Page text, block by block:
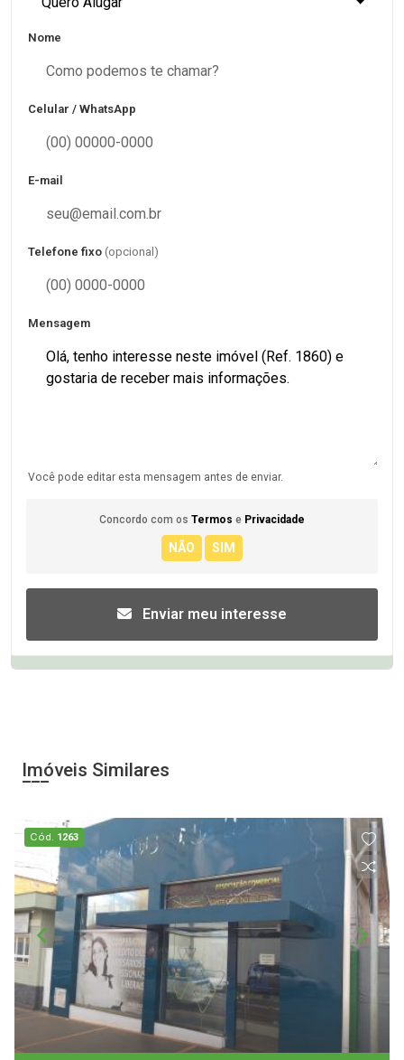
Nome
Celular / WhatsApp
E-mail
Telefone fixo (opcional)
Mensagem
Você pode editar esta mensagem antes de enviar.
Concordo com os Termos e Privacidade
Enviar meu interesse
Imóveis Similares
Cód. 1263